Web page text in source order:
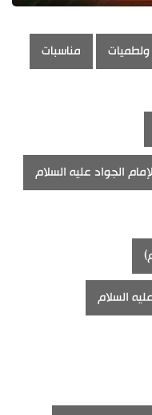
ولطميات مناسبات
السلام